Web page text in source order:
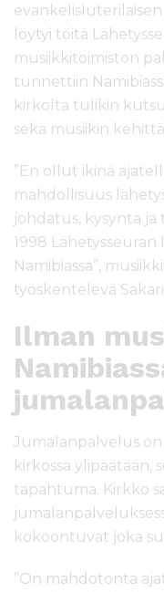
löytyi töitä
musiikkitoimiston
tunnettiin
kirkolta tulikin
sekä musiikin
”En ollut ikinä
mahdollisuus
johdatus, kysyntä ja
1998
Namibiassa”,
työskentelevä
Ilman
Jumalanpalvelus on
kirkossa ylipäätään,
tapahtuma. Kirkko
kokoontuvat joka
”On mahdotonta